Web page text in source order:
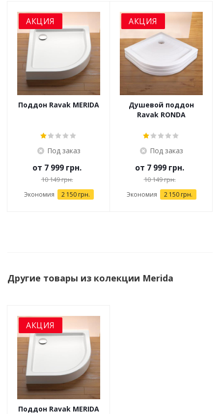
АКЦИЯ
Поддон Ravak MERIDA
Под заказ
от 7 999 грн.
10 149 грн.
Экономия 2 150 грн.
АКЦИЯ
Душевой поддон
Ravak RONDA
Под заказ
от 7 999 грн.
10 149 грн.
Экономия 2 150 грн.
Другие товары из колекции Merida
АКЦИЯ
Поддон Ravak MERIDA